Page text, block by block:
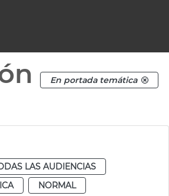
En portada temática
LAS AUDIENCIAS
NORMAL